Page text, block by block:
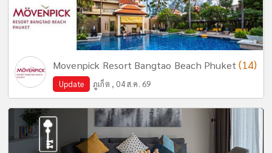
Movenpick Resort Bangtao Beach Phuket(14)
Update ภูเก็ต , 04 ส.ค. 69